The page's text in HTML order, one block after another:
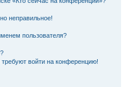
неправильное!
пользователя?
войти на конференцию!